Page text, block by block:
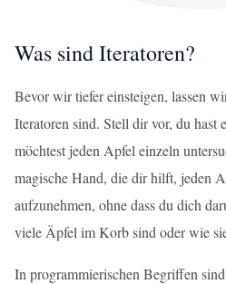
Was sind Iteratoren?
Bevor wir tiefer einsteigen, lassen
Iteratoren sind. Stell dir vor, du
möchtest jeden Apfel einzeln
magische Hand, die dir hilft, jeden
aufzunehmen, ohne dass du dich
viele Äpfel im Korb sind oder wie
In programmierischen Begriffen